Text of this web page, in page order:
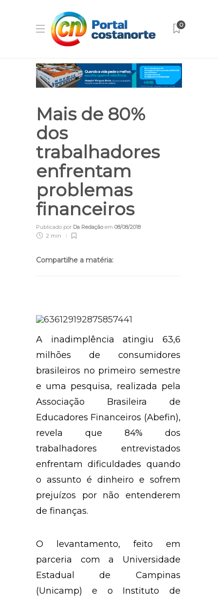
0
Mais de 80%
dos
trabalhadores
enfrentam
problemas
financeiros
Publicado por Da Redaçãoem 08/08/2018
2 min
Compartilhe a matéria:
A inadimplência atingiu 63,6
milhões de consumidores
brasileiros no primeiro semestre
e uma pesquisa, realizada pela
Associação Brasileira de
Educadores Financeiros (Abefin),
revela que 84% dos
trabalhadores entrevistados
enfrentam dificuldades quando
o assunto é dinheiro e sofrem
prejuízos por não entenderem
de finanças.
O levantamento, feito em
parceria com a Universidade
Estadual de Campinas
(Unicamp) e o Instituto de